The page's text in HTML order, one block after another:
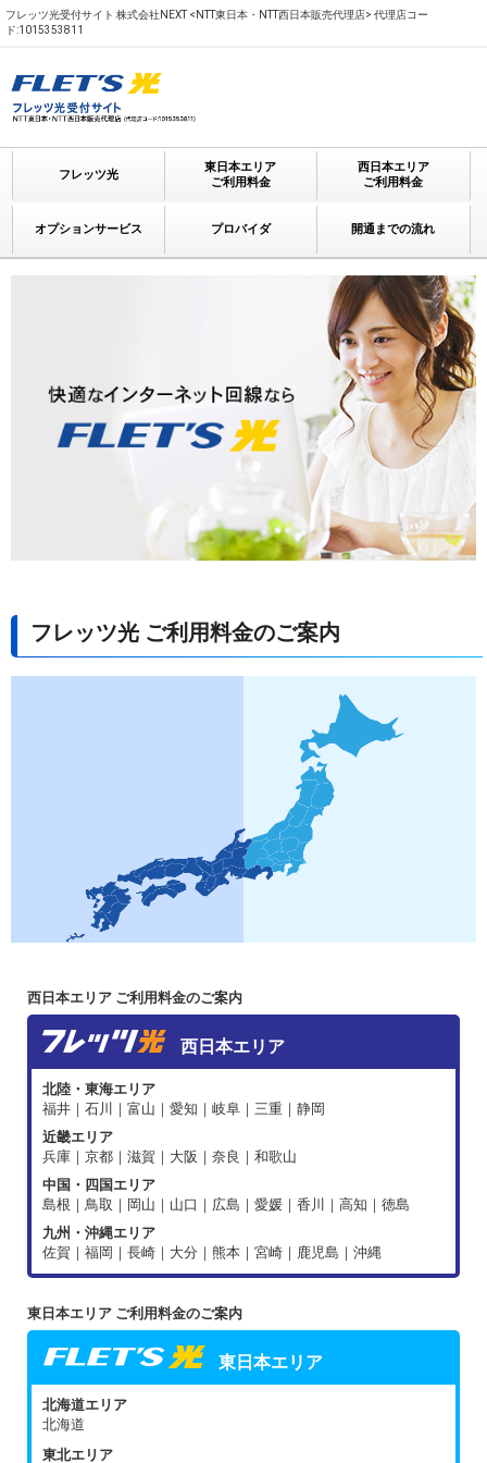
フレッツ光受付サイト 株式会社NEXT <NTT東日本・NTT西日本販売代理店> 代理店コー
ド:1015353811
フレッツ光
東日本エリア
ご利用料金
西日本エリア
ご利用料金
オプションサービス プロバイダ 開通までの流れ
フレッツ光 ご利用料金のご案内
西日本エリア ご利用料金のご案内
西日本エリア
北陸・東海エリア
福井｜石川｜富山｜愛知｜岐阜｜三重｜静岡
近畿エリア
兵庫｜京都｜滋賀｜大阪｜奈良｜和歌山
中国・四国エリア
島根｜鳥取｜岡山｜山口｜広島｜愛媛｜香川｜高知｜徳島
九州・沖縄エリア
佐賀｜福岡｜長崎｜大分｜熊本｜宮崎｜鹿児島｜沖縄
東日本エリア ご利用料金のご案内
東日本エリア
北海道エリア
北海道
東北エリア